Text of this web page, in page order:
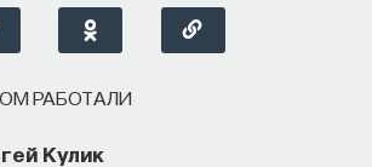
РАБОТАЛИ
Кулик